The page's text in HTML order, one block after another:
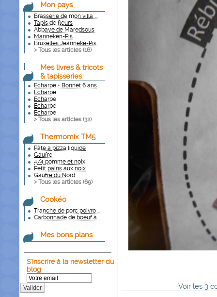
Mon pays
Brasserie de mon villa ...
Tapis de fleurs
Abbaye de Maredsous
Manneken-Pis
Bruxelles Jeanneke-Pis
> Tous les articles (16)
Mes livres & tricots
& tapisseries
Echarpe + Bonnet 6 ans
Echarpe
Echarpe
Echarpe
Echarpe
> Tous les articles (32)
Thermomix TM5
Pâte a pizza liquide
Gaufre
4/4 pomme et noix
Petit pains aux noix
Gaufre du Nord
> Tous les articles (69)
Cookéo
Tranche de porc poivro ...
Carbonnade de boeuf à ...
Mes bons plans
S'inscrire à la newsletter du
blog
Valider Voir les 3